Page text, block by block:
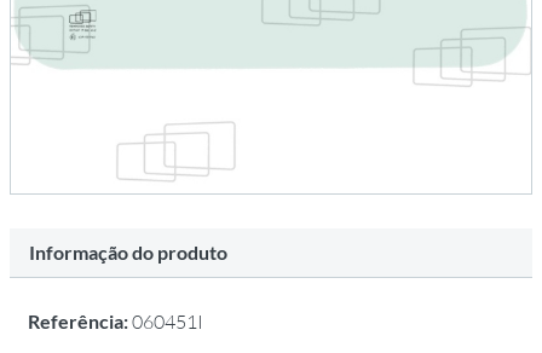
Informação do produto
Referência:060451I